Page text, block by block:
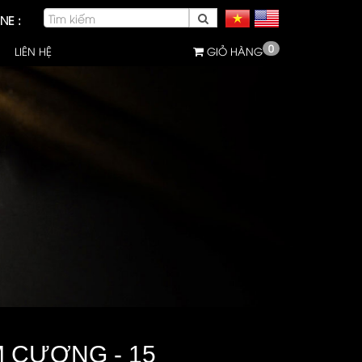
:
LIÊN HỆ GIỎ HÀNG 0
CƯƠNG - 15